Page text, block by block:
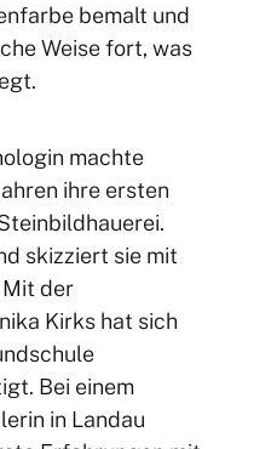
bemalt und
Weise fort, was
machte
ihre ersten
skizziert sie mit
der
Kirks hat sich
Bei einem
in Landau